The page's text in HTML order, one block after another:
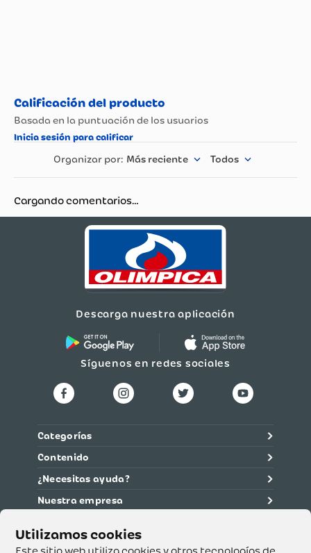
Más reciente Todos
Cargando comentarios…
Descarga nuestra aplicación
Síguenos en redes sociales
Categorías
Contenido
¿Necesitas ayuda?
Nuestra empresa